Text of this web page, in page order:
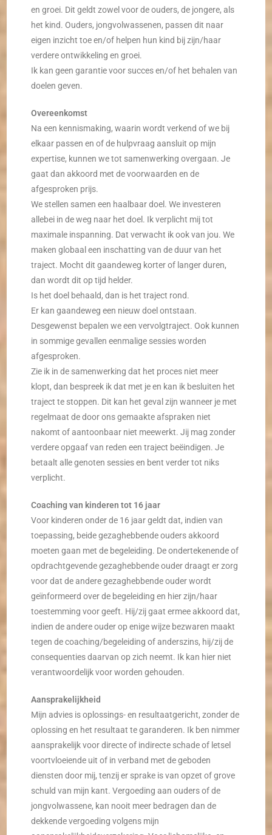
en groei. Dit geldt zowel voor de ouders, de jongere, als
het kind. Ouders, jongvolwassenen, passen dit naar
eigen inzicht toe en/of helpen hun kind bij zijn/haar
verdere ontwikkeling en groei.
Ik kan geen garantie voor succes en/of het behalen van
doelen geven.
Overeenkomst
Na een kennismaking, waarin wordt verkend of we bij
elkaar passen en of de hulpvraag aansluit op mijn
expertise, kunnen we tot samenwerking overgaan. Je
gaat dan akkoord met de voorwaarden en de
afgesproken prijs.
We stellen samen een haalbaar doel. We investeren
allebei in de weg naar het doel. Ik verplicht mij tot
maximale inspanning. Dat verwacht ik ook van jou. We
maken globaal een inschatting van de duur van het
traject. Mocht dit gaandeweg korter of langer duren,
dan wordt dit op tijd helder.
Is het doel behaald, dan is het traject rond.
Er kan gaandeweg een nieuw doel ontstaan.
Desgewenst bepalen we een vervolgtraject. Ook kunnen
in sommige gevallen eenmalige sessies worden
afgesproken.
Zie ik in de samenwerking dat het proces niet meer
klopt, dan bespreek ik dat met je en kan ik besluiten het
traject te stoppen. Dit kan het geval zijn wanneer je met
regelmaat de door ons gemaakte afspraken niet
nakomt of aantoonbaar niet meewerkt. Jij mag zonder
verdere opgaaf van reden een traject beëindigen. Je
betaalt alle genoten sessies en bent verder tot niks
verplicht.
Coaching van kinderen tot 16 jaar
Voor kinderen onder de 16 jaar geldt dat, indien van
toepassing, beide gezaghebbende ouders akkoord
moeten gaan met de begeleiding. De ondertekenende of
opdrachtgevende gezaghebbende ouder draagt er zorg
voor dat de andere gezaghebbende ouder wordt
geïnformeerd over de begeleiding en hier zijn/haar
toestemming voor geeft. Hij/zij gaat ermee akkoord dat,
indien de andere ouder op enige wijze bezwaren maakt
tegen de coaching/begeleiding of anderszins, hij/zij de
consequenties daarvan op zich neemt. Ik kan hier niet
verantwoordelijk voor worden gehouden.
Aansprakelijkheid
Mijn advies is oplossings- en resultaatgericht, zonder de
oplossing en het resultaat te garanderen. Ik ben nimmer
aansprakelijk voor directe of indirecte schade of letsel
voortvloeiende uit of in verband met de geboden
diensten door mij, tenzij er sprake is van opzet of grove
schuld van mijn kant. Vergoeding aan ouders of de
jongvolwassene, kan nooit meer bedragen dan de
dekkende vergoeding volgens mijn